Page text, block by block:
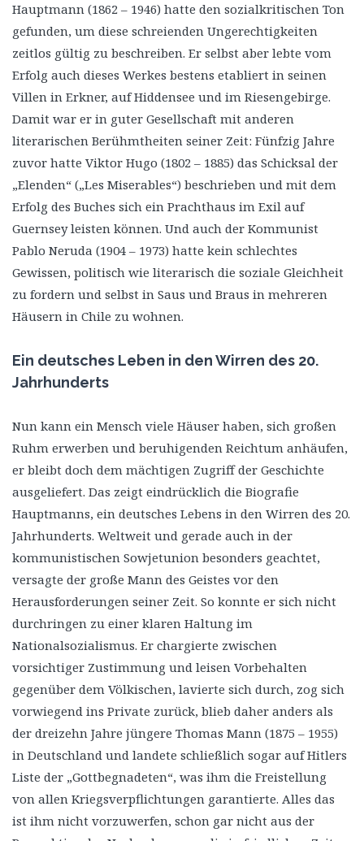
Hauptmann (1862 – 1946) hatte den sozialkritischen Ton
gefunden, um diese schreienden Ungerechtigkeiten
zeitlos gültig zu beschreiben. Er selbst aber lebte vom
Erfolg auch dieses Werkes bestens etabliert in seinen
Villen in Erkner, auf Hiddensee und im Riesengebirge.
Damit war er in guter Gesellschaft mit anderen
literarischen Berühmtheiten seiner Zeit: Fünfzig Jahre
zuvor hatte Viktor Hugo (1802 – 1885) das Schicksal der
„Elenden“ („Les Miserables“) beschrieben und mit dem
Erfolg des Buches sich ein Prachthaus im Exil auf
Guernsey leisten können. Und auch der Kommunist
Pablo Neruda (1904 – 1973) hatte kein schlechtes
Gewissen, politisch wie literarisch die soziale Gleichheit
zu fordern und selbst in Saus und Braus in mehreren
Häusern in Chile zu wohnen.
Ein deutsches Leben in den Wirren des 20.
Jahrhunderts
Nun kann ein Mensch viele Häuser haben, sich großen
Ruhm erwerben und beruhigenden Reichtum anhäufen,
er bleibt doch dem mächtigen Zugriff der Geschichte
ausgeliefert. Das zeigt eindrücklich die Biografie
Hauptmanns, ein deutsches Lebens in den Wirren des 20.
Jahrhunderts. Weltweit und gerade auch in der
kommunistischen Sowjetunion besonders geachtet,
versagte der große Mann des Geistes vor den
Herausforderungen seiner Zeit. So konnte er sich nicht
durchringen zu einer klaren Haltung im
Nationalsozialismus. Er chargierte zwischen
vorsichtiger Zustimmung und leisen Vorbehalten
gegenüber dem Völkischen, lavierte sich durch, zog sich
vorwiegend ins Private zurück, blieb daher anders als
der dreizehn Jahre jüngere Thomas Mann (1875 – 1955)
in Deutschland und landete schließlich sogar auf Hitlers
Liste der „Gottbegnadeten“, was ihm die Freistellung
von allen Kriegsverpflichtungen garantierte. Alles das
ist ihm nicht vorzuwerfen, schon gar nicht aus der